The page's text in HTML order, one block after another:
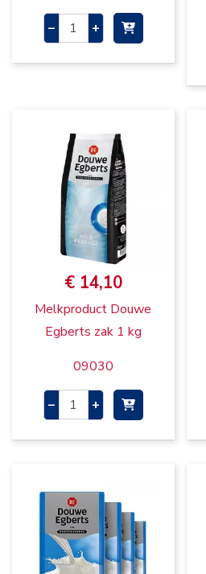
– +
€ 14,10
Melkproduct Douwe
Egberts zak 1 kg
09030
– +